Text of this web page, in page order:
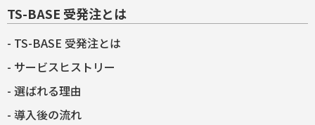
TS-BASE 受発注とは
TS-BASE 受発注とは
サービスヒストリー
選ばれる理由
導入後の流れ